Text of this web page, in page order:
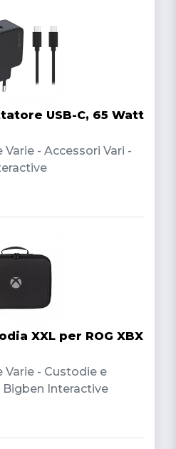
USB-C, 65 Watt
- Accessori Vari -
XXL per ROG XBX
Varie - Custodie e
Interactive